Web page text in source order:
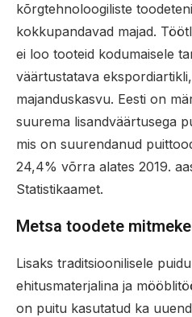
kõrgtehnoloogiliste
kokkupandavad majad.
ei loo tooteid kodumaisele
väärtustatava
majanduskasvu. Eesti on
suurema lisandväärtusega
mis on suurendanud
24,4% võrra alates 2019.
Statistikaamet.
Metsa toodete
Lisaks traditsioonilisele
ehitusmaterjalina ja
on puitu kasutatud ka